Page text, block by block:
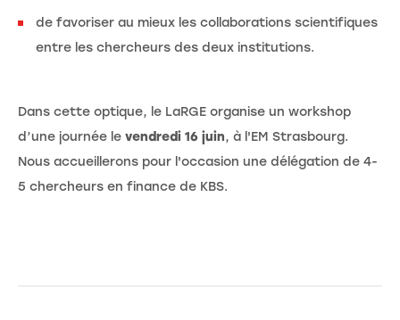
de favoriser au mieux les collaborations scientifiques
entre les chercheurs des deux institutions.
Dans cette optique, le LaRGE organise un workshop
d’une journée le vendredi 16 juin, à l'EM Strasbourg.
Nous accueillerons pour l'occasion une délégation de 4-
5 chercheurs en finance de KBS.